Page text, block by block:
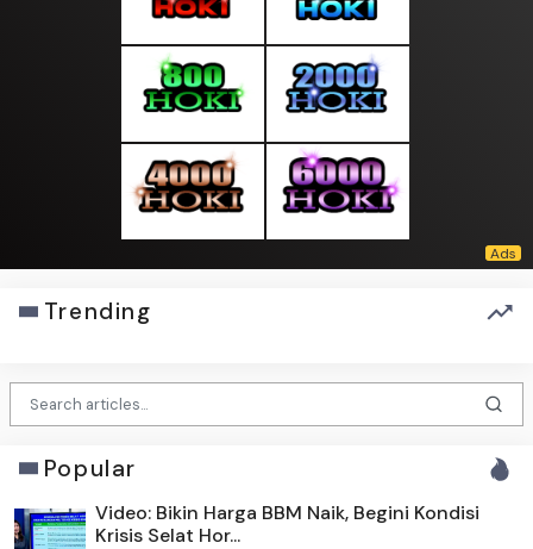
Trending
Popular
Video: Bikin Harga BBM Naik, Begini Kondisi
Krisis Selat Hor...